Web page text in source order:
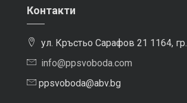
Контакти
ул. Кръстьо Сарафов 21 1164,
info@ppsvoboda.com
ppsvoboda@abv.bg